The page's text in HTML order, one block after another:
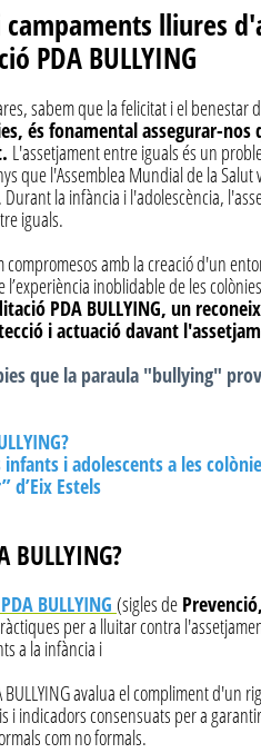
campaments lliures
PDA BULLYING
sabem que la felicitat i el benestar
és fonamental assegurar-
L'assetjament entre iguals és un
que l'Assemblea Mundial de la
la infància i l'adolescència,
iguals.
compromesos amb la creació d'un
inoblidable de les
PDA BULLYING, un
i actuació davant
que la paraula "bullying"
i adolescents a les
d’Eix Estels
BULLYING?
BULLYING (sigles de
per a lluitar contra
a la infància i
BULLYING avalua el compliment
i indicadors consensuats per a
com no formals.